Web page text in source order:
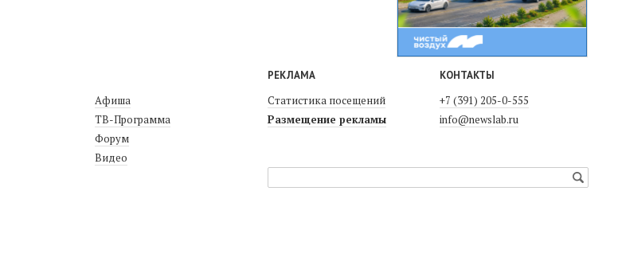
Афиша
ТВ-Программа
Форум
Видео
РЕКЛАМА
Статистика посещений
Размещение рекламы
КОНТАКТЫ
+7 (391) 205-0-555
info@newslab.ru